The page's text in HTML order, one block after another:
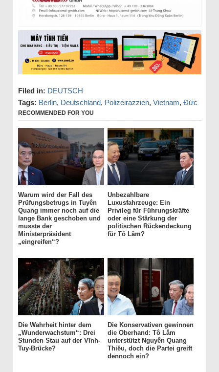
Filed in: DEUTSCH
Tags: Berlin, Deutschland, Polizeirazzien, Vietnam, Đức
RECOMMENDED FOR YOU
Warum wird der Fall des
Prüfungsbetrugs in Tuyên
Quang immer noch auf die
lange Bank geschoben und
musste der
Ministerpräsident
„eingreifen“?
Unbezahlbare
Luxusfahrzeuge: Ein
Privileg für Führungskräfte
oder eine Stärkung der
politischen Rückendeckung
für Tô Lâm?
Die Wahrheit hinter dem
„Wunderwachstum“: Drei
Stunden Stau auf der Vĩnh-
Tuy-Brücke?
Die Konservativen gewinnen
die Oberhand: Tô Lâm
unterstützt Nguyễn Quang
Thiều, doch die Partei greift
dennoch ein?